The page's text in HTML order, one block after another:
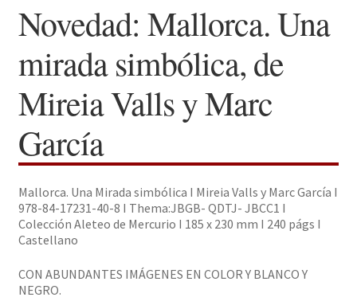
Noticias
Autores
Sobre nosotros
Solicitar Pedido
Contacto
Novedad: Mallorca. Una
mirada simbólica, de
Mireia Valls y Marc
García
Mallorca. Una Mirada simbólica I Mireia Valls y Marc García I
978-84-17231-40-8 I Thema:JBGB- QDTJ- JBCC1 I
Colección Aleteo de Mercurio I 185 x 230 mm I 240 págs I
Castellano
CON ABUNDANTES IMÁGENES EN COLOR Y BLANCO Y
NEGRO.